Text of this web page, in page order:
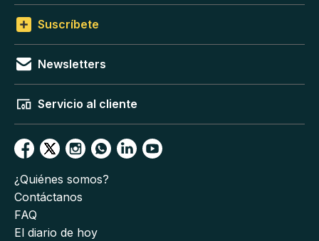
Suscríbete
Newsletters
Servicio al cliente
¿Quiénes somos?
Contáctanos
FAQ
El diario de hoy